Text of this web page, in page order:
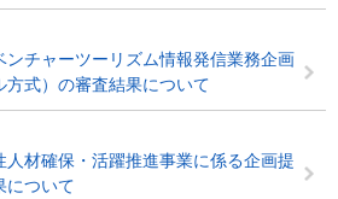
チャーツーリズム情報発信業務企画
式）の審査結果について
材確保・活躍推進事業に係る企画提
について